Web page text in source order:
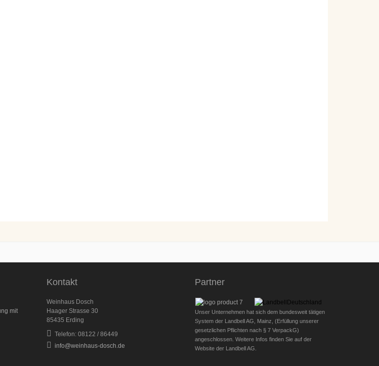
mit
Kontakt
Weinhaus Dosch
Haager Strasse 30
85435 Erding
Telefon: 08122 / 86449
info@weinhaus-dosch.de
Partner
Unser Unternehmen hat sich dem bundesweit tätigen
System der Landbell AG, Mainz, (Erfüllung unserer
gesetzlichen Pflichten nach § 7 VerpackG)
angeschlossen. Weitere Infos finden Sie auf der
Website der Landbell AG.